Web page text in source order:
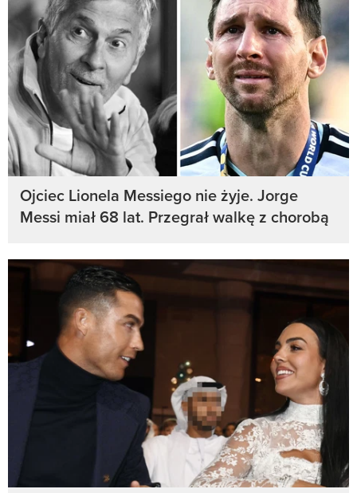
Ojciec Lionela Messiego nie żyje. Jorge
Messi miał 68 lat. Przegrał walkę z chorobą